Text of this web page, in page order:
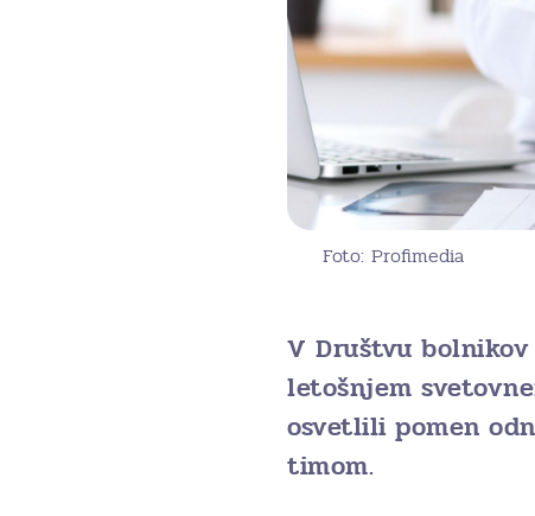
Foto: Profimedia
V Društvu
letošnjem
osvetlili pomen
timom.